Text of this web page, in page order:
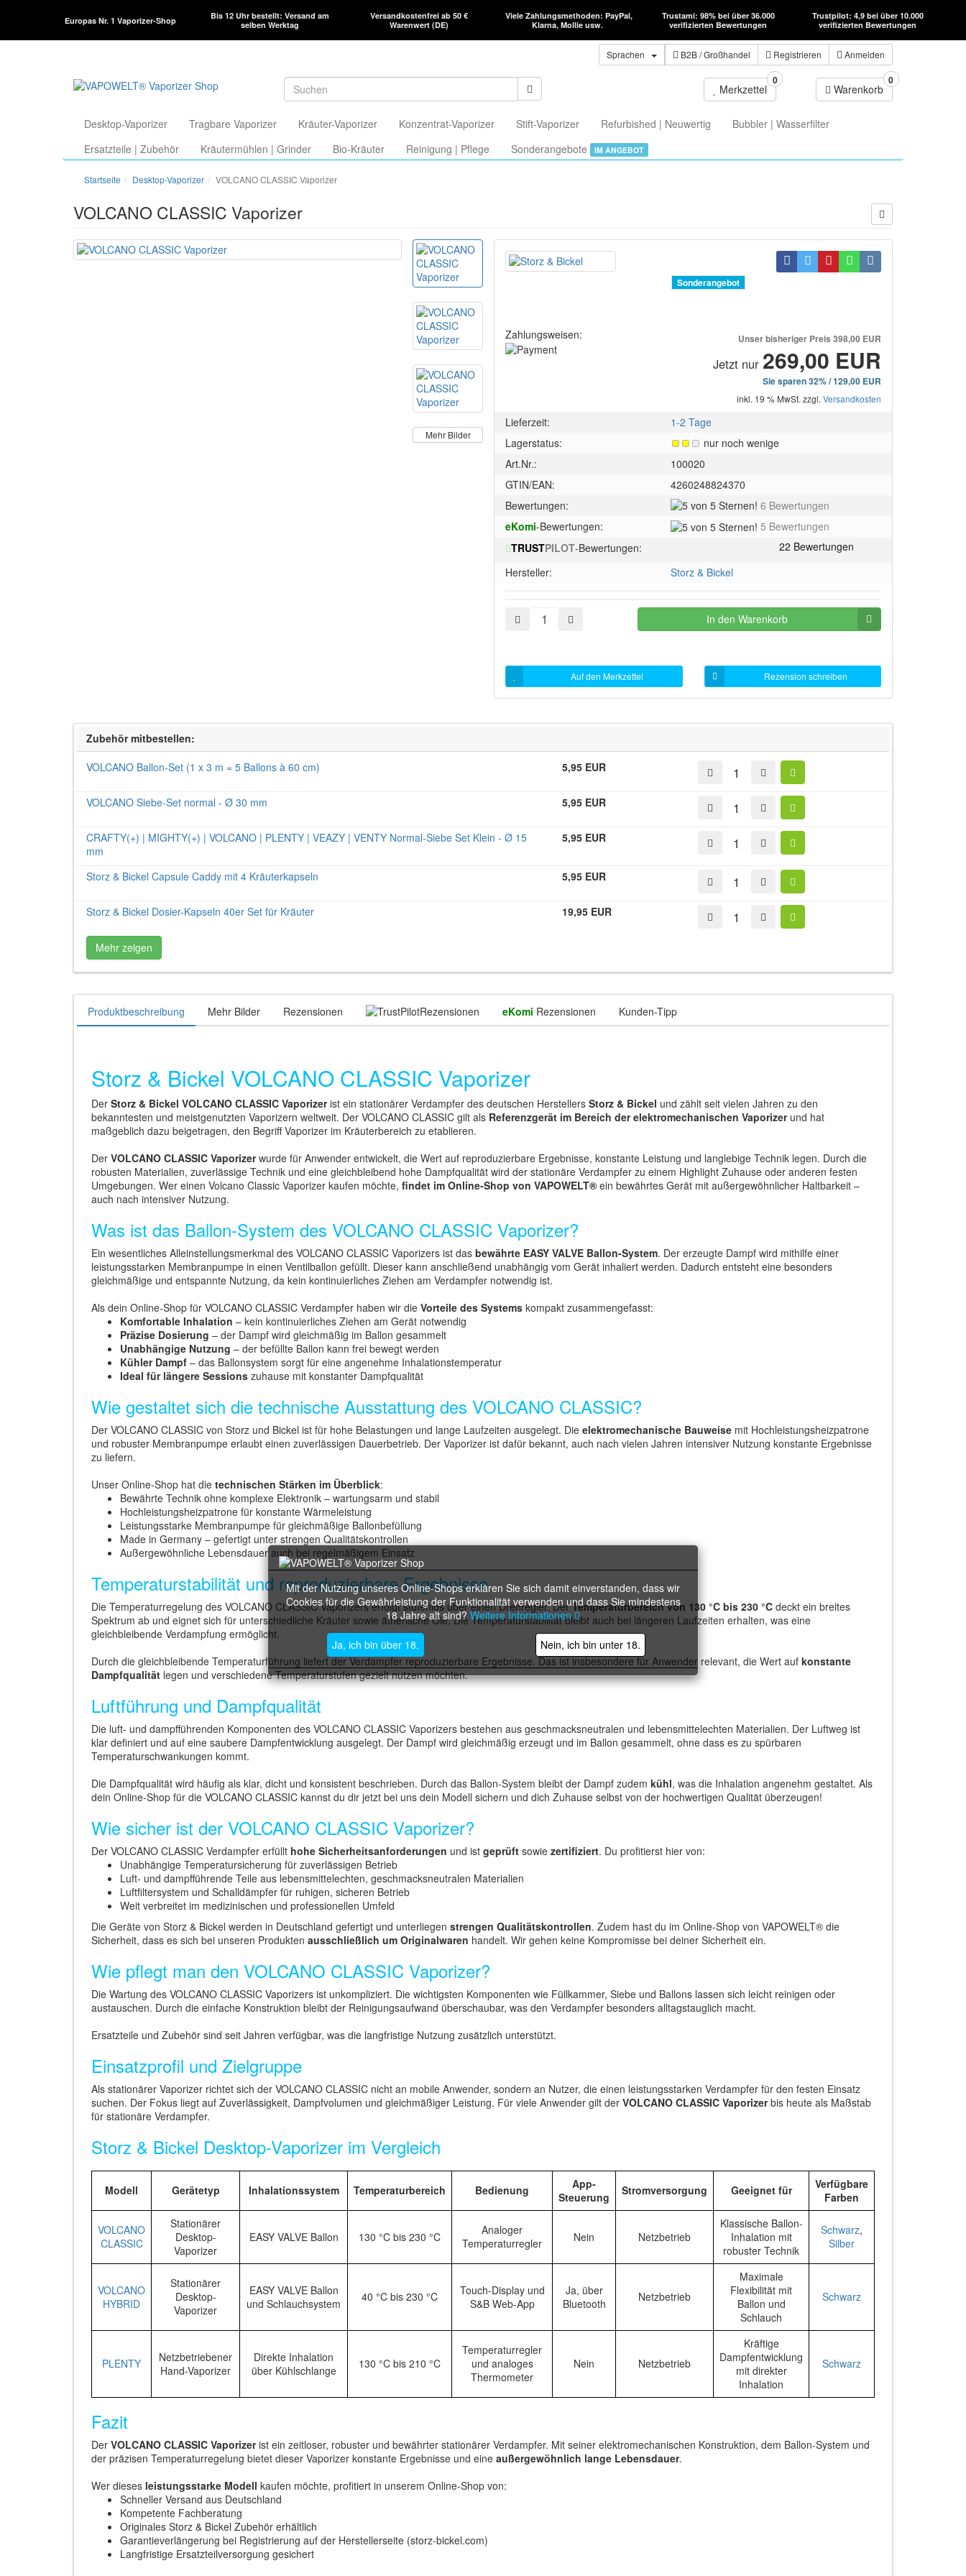
Europas Nr. 1 Vaporizer-Shop
Bis 12 Uhr bestellt: Versand am
selben Werktag
Versandkostenfrei ab 50 €
Warenwert (DE)
Viele Zahlungsmethoden: PayPal,
Klarna, Mollie usw.
Trustami: 98% bei über 36.000
verifizierten Bewertungen
Trustpilot: 4,9 bei über 10.000
verifizierten Bewertungen
Sprachen B2B/ Großhandel Registrieren Anmelden
Merkzettel
0 0
Warenkorb
Desktop-Vaporizer Tragbare Vaporizer Kräuter-Vaporizer Konzentrat-Vaporizer Stift-Vaporizer Refurbished | Neuwertig
Bubbler | Wasserfilter
Ersatzteile | Zubehör
Kräutermühlen | Grinder Bio-Kräuter Reinigung | Pflege Sonderangebote IM ANGEBOT
Startseite Desktop-Vaporizer VOLCANO CLASSIC Vaporizer
Mit der Nutzung unseres Online-Shops erklären Sie sich damit einverstanden, dass wir
Cookies für die Gewährleistung der Funktionalität verwenden und dass Sie mindestens
18 Jahre alt sind? Weitere Informationen
Ja, ich bin über 18. Nein, ich bin unter 18.
VOLCANO CLASSIC Vaporizer
Mehr Bilder
Sonderangebot
Zahlungsweisen: Unser bisheriger Preis 398,00 EUR
Jetzt nur 269,00 EUR
Sie sparen 32% / 129,00 EUR
inkl. 19 % MwSt. zzgl. Versandkosten
Lieferzeit:
1-2 Tage
Lagerstatus:
nur noch wenige
Art.Nr.:
100020
GTIN/EAN:
4260248824370
Bewertungen:
5
5
Sternen!
6 Bewertungen
eKomi-Bewertungen:
55 Bewertungen
TRUSTPILOT-Bewertungen:
Hersteller:
Storz & Bickel
In den Warenkorb
Auf den Merkzettel Rezension schreiben
Zubehör mitbestellen:
VOLCANO Ballon-Set (1 x 3 m = 5 Ballons à 60 cm)
5,95 EUR
VOLCANO Siebe-Set normal - Ø 30 mm 5,95 EUR
CRAFTY(+) | MIGHTY(+) | VOLCANO | PLENTY | VEAZY | VENTY Normal-Siebe Set Klein - Ø 15
mm
5,95 EUR
Storz & Bickel Capsule Caddy mit 4 Kräuterkapseln 5,95 EUR
Storz & Bickel Dosier-Kapseln 40er Set für Kräuter 19,95 EUR
Mehr zeigen
Produktbeschreibung Mehr Bilder Rezensionen Rezensionen eKomi Rezensionen Kunden-Tipp
Storz & Bickel VOLCANO CLASSIC Vaporizer
Der Storz & Bickel VOLCANO CLASSIC Vaporizerist ein stationärer Verdampfer des deutschen Herstellers Storz & Bickel und zählt seit vielen Jahren zu den
bekanntesten und meistgenutzten Vaporizern weltweit. Der VOLCANO CLASSIC gilt als Referenzgerät im Bereich der elektromechanischen Vaporizerund hat
maßgeblich dazu beigetragen, den Begriff Vaporizer im Kräuterbereich zu etablieren.
Der VOLCANO CLASSIC Vaporizerwurde für Anwender entwickelt, die Wert auf reproduzierbare Ergebnisse, konstante Leistung und langlebige Technik legen. Durch die
robusten Materialien, zuverlässige Technik und eine gleichbleibend hohe Dampfqualität wird der stationäre Verdampfer zu einem Highlight Zuhause oder anderen festen
Umgebungen. Wer einen Volcano Classic Vaporizer kaufen möchte, findet im Online-Shop von VAPOWELT® ein bewährtes Gerät mit außergewöhnlicher Haltbarkeit –
auch nach intensiver Nutzung.
Was ist das Ballon-System des VOLCANO CLASSIC Vaporizer?
Ein wesentliches Alleinstellungsmerkmal des VOLCANO CLASSIC Vaporizers ist das bewährte EASY VALVE Ballon-System. Der erzeugte Dampf wird mithilfe einer
leistungsstarken Membranpumpe in einen Ventilballon gefüllt. Dieser kann anschließend unabhängig vom Gerät inhaliert werden. Dadurch entsteht eine besonders
gleichmäßige und entspannte Nutzung, da kein kontinuierliches Ziehen am Verdampfer notwendig ist.
Als dein Online-Shop für VOLCANO CLASSIC Verdampfer haben wir die Vorteile des Systems kompakt zusammengefasst:
Komfortable Inhalation – kein kontinuierliches Ziehen am Gerät notwendig
Präzise Dosierung – der Dampf wird gleichmäßig im Ballon gesammelt
Unabhängige Nutzung – der befüllte Ballon kann frei bewegt werden
Kühler Dampf – das Ballonsystem sorgt für eine angenehme Inhalationstemperatur
Ideal für längere Sessions zuhause mit konstanter Dampfqualität
Wie gestaltet sich die technische Ausstattung des VOLCANO CLASSIC?
Der VOLCANO CLASSIC von Storz und Bickel ist für hohe Belastungen und lange Laufzeiten ausgelegt. Die elektromechanische Bauweise mit Hochleistungsheizpatrone
und robuster Membranpumpe erlaubt einen zuverlässigen Dauerbetrieb. Der Vaporizer ist dafür bekannt, auch nach vielen Jahren intensiver Nutzung konstante Ergebnisse
zu liefern.
Unser Online-Shop hat die technischen Stärken im Überblick:
Bewährte Technik ohne komplexe Elektronik – wartungsarm und stabil
Hochleistungsheizpatrone für konstante Wärmeleistung
Leistungsstarke Membranpumpe für gleichmäßige Ballonbefüllung
Made in Germany – gefertigt unter strengen Qualitätskontrollen
Außergewöhnliche Lebensdauer auch bei regelmäßigem Einsatz
Temperaturstabilität und reproduzierbare Ergebnisse
Die Temperaturregelung des VOLCANO CLASSIC Vaporizers erfolgt stufenlos über einen Drehregler. DerTemperaturbereich von 130 °C bis 230 °C deckt ein breites
Spektrum ab und eignet sich für unterschiedliche Kräuter sowie ätherische Öle. Die Temperaturstabilität bleibt auch bei längeren Laufzeiten erhalten, was eine
gleichbleibende Verdampfung ermöglicht.
Durch die gleichbleibende Temperaturführung liefert der Verdampfer reproduzierbare Ergebnisse. Das ist insbesondere für Anwender relevant, die Wert auf konstante
Dampfqualität legen und verschiedene Temperaturstufen gezielt nutzen möchten.
Luftführung und Dampfqualität
Die luft- und dampfführenden Komponenten des VOLCANO CLASSIC Vaporizers bestehen aus geschmacksneutralen und lebensmittelechten Materialien. Der Luftweg ist
klar definiert und auf eine saubere Dampfentwicklung ausgelegt. Der Dampf wird gleichmäßig erzeugt und im Ballon gesammelt, ohne dass es zu spürbaren
Temperaturschwankungen kommt.
Die Dampfqualität wird häufig als klar, dicht und konsistent beschrieben. Durch das Ballon-System bleibt der Dampf zudem kühl, was die Inhalation angenehm gestaltet. Als
dein Online-Shop für die VOLCANO CLASSIC kannst du dir jetzt bei uns dein Modell sichern und dich Zuhause selbst von der hochwertigen Qualität überzeugen!
Wie sicher ist der VOLCANO CLASSIC Vaporizer?
Der VOLCANO CLASSIC Verdampfer erfüllt hohe Sicherheitsanforderungen und ist geprüft sowie zertifiziert. Du profitierst hier von:
Unabhängige Temperatursicherung für zuverlässigen Betrieb
Luft- und dampfführende Teile aus lebensmittelechten, geschmacksneutralen Materialien
Luftfiltersystem und Schalldämpfer für ruhigen, sicheren Betrieb
Weit verbreitet im medizinischen und professionellen Umfeld
Die Geräte von Storz & Bickel werden in Deutschland gefertigt und unterliegen strengen Qualitätskontrollen. Zudem hast du im Online-Shop von VAPOWELT® die
Sicherheit, dass es sich bei unseren Produkten ausschließlich um Originalwaren handelt. Wir gehen keine Kompromisse bei deiner Sicherheit ein.
Wie pflegt man den VOLCANO CLASSIC Vaporizer?
Die Wartung des VOLCANO CLASSIC Vaporizers ist unkompliziert. Die wichtigsten Komponenten wie Füllkammer, Siebe und Ballons lassen sich leicht reinigen oder
austauschen. Durch die einfache Konstruktion bleibt der Reinigungsaufwand überschaubar, was den Verdampfer besonders alltagstauglich macht.
Ersatzteile und Zubehör sind seit Jahren verfügbar, was die langfristige Nutzung zusätzlich unterstützt.
Einsatzprofil und Zielgruppe
Als stationärer Vaporizer richtet sich der VOLCANO CLASSIC nicht an mobile Anwender, sondern an Nutzer, die einen leistungsstarken Verdampfer für den festen Einsatz
suchen. Der Fokus liegt auf Zuverlässigkeit, Dampfvolumen und gleichmäßiger Leistung. Für viele Anwender gilt der VOLCANO CLASSIC Vaporizerbis heute als Maßstab
für stationäre Verdampfer.
Storz & Bickel Desktop-Vaporizer im Vergleich
Modell Gerätetyp Inhalationssystem Temperaturbereich Bedienung
App-
Steuerung
Stromversorgung Geeignet für
Verfügbare
Farben
VOLCANO
CLASSIC
Stationärer
Desktop-
Vaporizer
EASY VALVE Ballon 130 °C bis 230 °C
Analoger
Temperaturregler
Nein Netzbetrieb
Klassische Ballon-
Inhalation mit
robuster Technik
Schwarz,
Silber
VOLCANO
HYBRID
Stationärer
Desktop-
Vaporizer
EASY VALVE Ballon
und Schlauchsystem
40 °C bis 230 °C
Touch-Display und
S&B Web-App
Ja, über
Bluetooth
Netzbetrieb
Maximale
Flexibilität mit
Ballon und
Schlauch
Schwarz
PLENTY
Netzbetriebener
Hand-Vaporizer
Direkte Inhalation
über Kühlschlange
130 °C bis 210 °C
Temperaturregler
und analoges
Thermometer
Nein Netzbetrieb
Kräftige
Dampfentwicklung
mit direkter
Inhalation
Schwarz
Fazit
Der VOLCANO CLASSIC Vaporizerist ein zeitloser, robuster und bewährter stationärer Verdampfer. Mit seiner elektromechanischen Konstruktion, dem Ballon-System und
der präzisen Temperaturregelung bietet dieser Vaporizer konstante Ergebnisse und eine außergewöhnlich lange Lebensdauer.
Wer dieses leistungsstarke Modell kaufen möchte, profitiert in unserem Online-Shop von:
Schneller Versand aus Deutschland
Kompetente Fachberatung
Originales Storz & Bickel Zubehör erhältlich
Garantieverlängerung bei Registrierung auf der Herstellerseite (storz-bickel.com)
Langfristige Ersatzteilversorgung gesichert